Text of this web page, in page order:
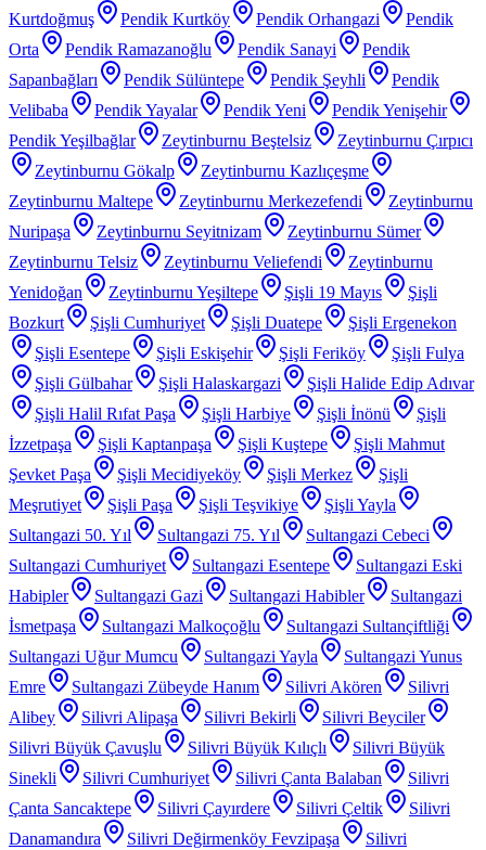
Kurtdoğmuş
Pendik Kurtköy Pendik Orhangazi
Pendik
Orta
Pendik Ramazanoğlu Pendik Sanayi
Pendik
Sapanbağları
Pendik Sülüntepe Pendik Şeyhli
Pendik
Velibaba
Pendik Yayalar Pendik Yeni
Pendik Yenişehir
Pendik Yeşilbağlar
Zeytinburnu Beştelsiz
Zeytinburnu Çırpıcı
Zeytinburnu Gökalp
Zeytinburnu Kazlıçeşme
Zeytinburnu Maltepe
Zeytinburnu Merkezefendi
Zeytinburnu
Nuripaşa
Zeytinburnu Seyitnizam
Zeytinburnu Sümer
Zeytinburnu Telsiz
Zeytinburnu Veliefendi
Zeytinburnu
Yenidoğan
Zeytinburnu Yeşiltepe Şişli 19 Mayıs
Şişli
Bozkurt
Şişli Cumhuriyet Şişli Duatepe
Şişli Ergenekon
Şişli Esentepe
Şişli Eskişehir Şişli Feriköy
Şişli Fulya
Şişli Gülbahar
Şişli Halaskargazi
Şişli Halide Edip Adıvar
Şişli Halil Rıfat Paşa
Şişli Harbiye Şişli İnönü
Şişli
İzzetpaşa
Şişli Kaptanpaşa Şişli Kuştepe
Şişli Mahmut
Şevket Paşa
Şişli Mecidiyeköy Şişli Merkez
Şişli
Meşrutiyet
Şişli Paşa Şişli Teşvikiye
Şişli Yayla
Sultangazi 50. Yıl
Sultangazi 75. Yıl
Sultangazi Cebeci
Sultangazi Cumhuriyet
Sultangazi Esentepe
Sultangazi Eski
Habipler
Sultangazi Gazi Sultangazi Habibler
Sultangazi
İsmetpaşa
Sultangazi Malkoçoğlu
Sultangazi Sultançiftliği
Sultangazi Uğur Mumcu
Sultangazi Yayla
Sultangazi Yunus
Emre
Sultangazi Zübeyde Hanım Silivri Akören
Silivri
Alibey
Silivri Alipaşa Silivri Bekirli
Silivri Beyciler
Silivri Büyük Çavuşlu
Silivri Büyük Kılıçlı
Silivri Büyük
Sinekli
Silivri Cumhuriyet Silivri Çanta Balaban
Silivri
Çanta Sancaktepe
Silivri Çayırdere Silivri Çeltik
Silivri
Danamandıra
Silivri Değirmenköy Fevzipaşa
Silivri